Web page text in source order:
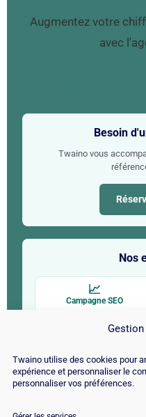
Twaino utilise des cookies pour
expérience et personnaliser le
personnaliser vos préférences.
Augmentez votre
avec
Besoin
Twaino vous
Nos
📈
Campagne SEO
✍
Rédaction web SEO